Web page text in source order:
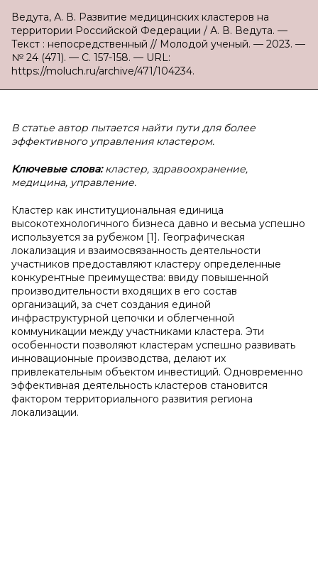
Ведута, А. В. Развитие медицинских кластеров на
территории Российской Федерации / А. В. Ведута. —
Текст : непосредственный // Молодой ученый. — 2023. —
№ 24 (471). — С. 157-158. — URL:
https://moluch.ru/archive/471/104234.
В статье автор пытается найти пути для более
эффективного управления кластером.
Ключевые слова:кластер, здравоохранение,
медицина, управление.
Кластер как институциональная единица
высокотехнологичного бизнеса давно и весьма успешно
используется за рубежом [1]. Географическая
локализация и взаимосвязанность деятельности
участников предоставляют кластеру определенные
конкурентные преимущества: ввиду повышенной
производительности входящих в его состав
организаций, за счет создания единой
инфраструктурной цепочки и облегченной
коммуникации между участниками кластера. Эти
особенности позволяют кластерам успешно развивать
инновационные производства, делают их
привлекательным объектом инвестиций. Одновременно
эффективная деятельность кластеров становится
фактором территориального развития региона
локализации.